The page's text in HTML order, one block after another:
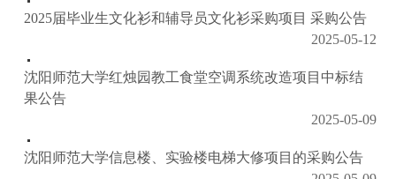
2025届毕业生文化衫和辅导员文化衫采购项目 采购公告
2025-05-12
沈阳师范大学红烛园教工食堂空调系统改造项目中标结
果公告
2025-05-09
沈阳师范大学信息楼、实验楼电梯大修项目的采购公告